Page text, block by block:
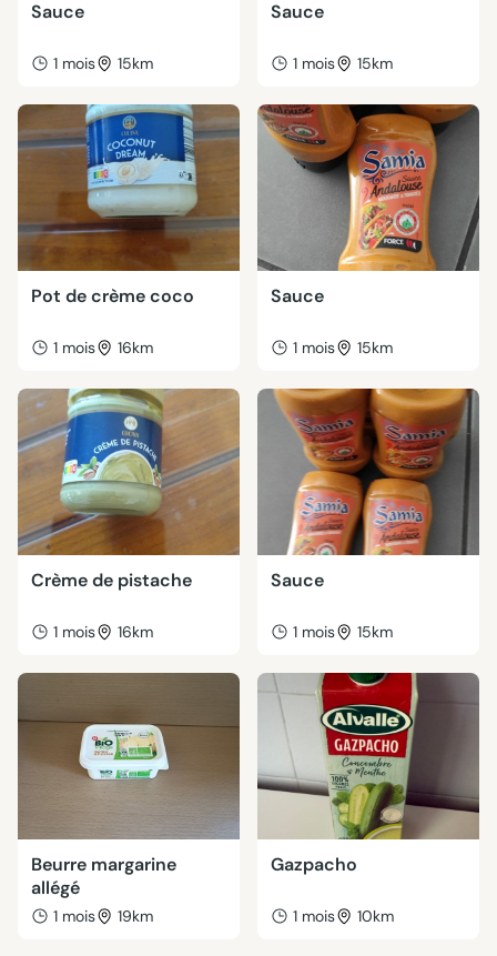
Sauce
1 mois 15km
Sauce
1 mois 15km
Pot de crème coco
1 mois 16km
Sauce
1 mois 15km
Crème de pistache
1 mois 16km
Sauce
1 mois 15km
Beurre margarine
allégé
1 mois 19km
Gazpacho
1 mois 10km